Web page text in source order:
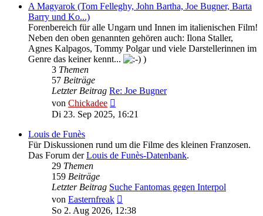
A Magyarok (Tom Felleghy, John Bartha, Joe Bugner, Barta
Barry und Ko...)
Forenbereich für alle Ungarn und Innen im italienischen Film!
Neben den oben genannten gehören auch: Ilona Staller,
Agnes Kalpagos, Tommy Polgar und viele Darstellerinnen im
Genre das keiner kennt...
)
3 Themen
57 Beiträge
Letzter Beitrag Re: Joe Bugner
von Chickadee
Beitrag
Di 23. Sep 2025, 16:21
Louis de Funès
Für Diskussionen rund um die Filme des kleinen Franzosen.
Das Forum derLouis de Funès-Datenbank.
29 Themen
159 Beiträge
Letzter Beitrag Suche Fantomas gegen Interpol
von Easternfreak
Beitrag
So 2. Aug 2026, 12:38